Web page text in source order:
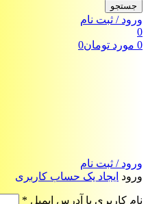
جستجو
ورود / ثبت نام
0
0 مورد تومان0
ورود / ثبت نام
ورود ایجاد یک حساب کاربری
نام کاربری یا آدرس ایمیل *